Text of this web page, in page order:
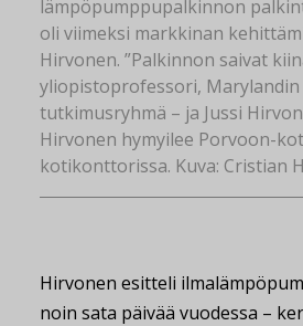
lämpöpumppupalkinnon
oli viimeksi markkinan
Hirvonen. ”Palkinnon saivat
yliopistoprofessori,
tutkimusryhmä – ja Jussi
Hirvonen hymyilee Porvoon-
kotikonttorissa. Kuva: Cristian
Hirvonen esitteli
noin sata päivää vuodessa –